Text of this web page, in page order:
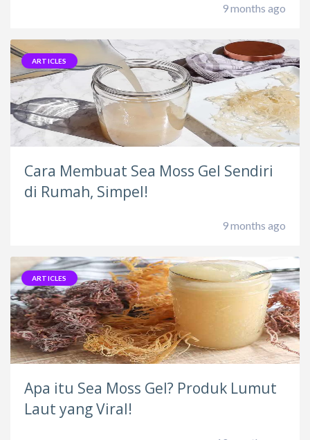
9 months ago
ARTICLES
Cara Membuat Sea Moss Gel Sendiri
di Rumah, Simpel!
9 months ago
ARTICLES
Apa itu Sea Moss Gel? Produk Lumut
Laut yang Viral!